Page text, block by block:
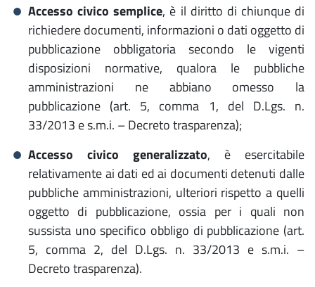
Accesso civico semplice, è il diritto di chiunque di
richiedere documenti, informazioni o dati oggetto di
pubblicazione obbligatoria secondo le vigenti
disposizioni normative, qualora le pubbliche
amministrazioni ne abbiano omesso la
pubblicazione (art. 5, comma 1, del D.Lgs. n.
33/2013 e s.m.i. – Decreto trasparenza);
Accesso civico generalizzato, è esercitabile
relativamente ai dati ed ai documenti detenuti dalle
pubbliche amministrazioni, ulteriori rispetto a quelli
oggetto di pubblicazione, ossia per i quali non
sussista uno specifico obbligo di pubblicazione (art.
5, comma 2, del D.Lgs. n. 33/2013 e s.m.i. –
Decreto trasparenza).